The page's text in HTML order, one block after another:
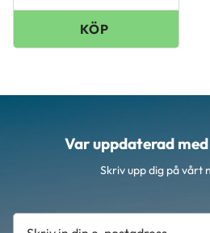
Var uppdaterad
Skriv upp dig på vårt